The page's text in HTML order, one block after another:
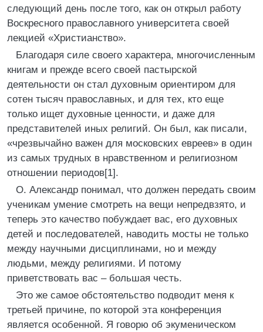
следующий день после того, как он открыл работу
Воскресного православного университета своей
лекцией «Христианство».
Благодаря силе своего характера, многочисленным
книгам и прежде всего своей пастырской
деятельности он стал духовным ориентиром для
сотен тысяч православных, и для тех, кто еще
только ищет духовные ценности, и даже для
представителей иных религий. Он был, как писали,
«чрезвычайно важен для московских евреев» в один
из самых трудных в нравственном и религиозном
отношении периодов[1].
О. Александр понимал, что должен передать своим
ученикам умение смотреть на вещи непредвзято, и
теперь это качество побуждает вас, его духовных
детей и последователей, наводить мосты не только
между научными дисциплинами, но и между
людьми, между религиями. И потому
приветствовать вас – большая честь.
Это же самое обстоятельство подводит меня к
третьей причине, по которой эта конференция
является особенной. Я говорю об экуменическом